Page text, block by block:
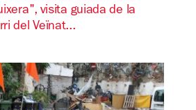
visita guiada de la
del Veïnat...